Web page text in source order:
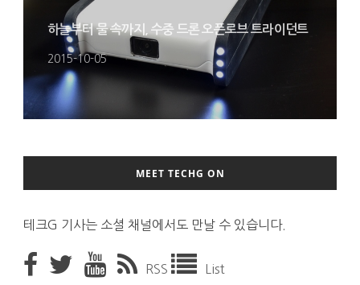
하늘부터 물 속까지, 수중 드론 오픈로브 트라이던트
2015-10-05
MEET TECHG ON
테크G 기사는 소셜 채널에서도 만날 수 있습니다.
RSS List